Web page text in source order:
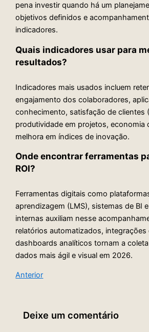
pena investir quando há um
objetivos definidos e
indicadores.
Quais indicadores usar para
resultados?
Indicadores mais usados incluem
engajamento dos colaboradores,
conhecimento, satisfação de clientes
produtividade em projetos, economia
melhora em índices de inovação.
Onde encontrar ferramentas
ROI?
Ferramentas digitais como
aprendizagem (LMS), sistemas de BI
internas auxiliam nesse
relatórios automatizados, integrações
dashboards analíticos tornam a
dados mais ágil e visual em 2026.
Anterior
Deixe um comentário